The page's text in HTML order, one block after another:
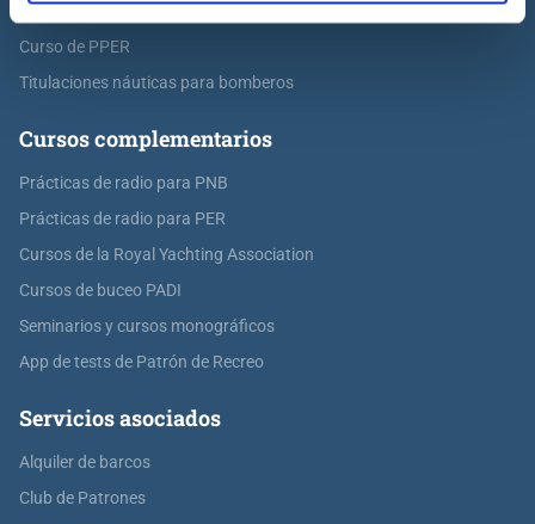
Curso de Capitán de Yate
Curso de PPER
Titulaciones náuticas para bomberos
Cursos complementarios
Prácticas de radio para PNB
Prácticas de radio para PER
Cursos de la Royal Yachting Association
Cursos de buceo PADI
Seminarios y cursos monográficos
App de tests de Patrón de Recreo
Servicios asociados
Alquiler de barcos
Club de Patrones